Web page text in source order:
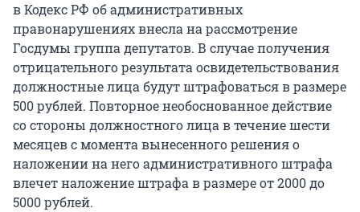
в Кодекс РФ об административных
правонарушениях внесла на рассмотрение
Госдумы группа депутатов. В случае получения
отрицательного результата освидетельствования
должностные лица будут штрафоваться в размере
500 рублей. Повторное необоснованное действие
со стороны должностного лица в течение шести
месяцев с момента вынесенного решения о
наложении на него административного штрафа
влечет наложение штрафа в размере от 2000 до
5000 рублей.